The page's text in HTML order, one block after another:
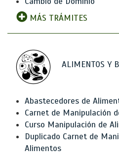
MÁS TRÁMITES
ALIMENTOS Y
Abastecedores de
Carnet de Manipulación
Curso Manipulación de
Duplicado Carnet de
Alimentos